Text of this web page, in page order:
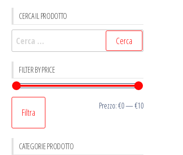
CERCA IL PRODOTTO
Ricerca
per:
FILTER BY PRICE
Prezzo
Prezzo
Filtra
Prezzo:€0—€10
CATEGORIE PRODOTTO